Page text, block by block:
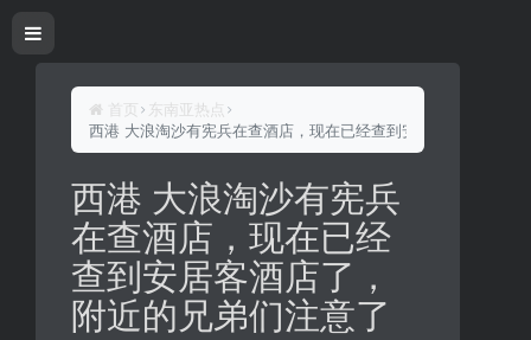
首页
东南亚热点
西港 大浪淘沙有宪兵在查酒店，现在已经查到安居客酒店了，
西港 大浪淘沙有宪兵
在查酒店，现在已经
查到安居客酒店了，
附近的兄弟们注意了